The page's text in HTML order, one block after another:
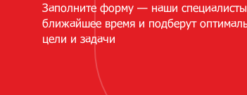
Заполните форму — наши специалисты
ближайшее время и подберут
цели и задачи